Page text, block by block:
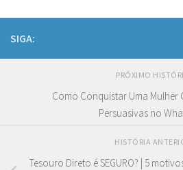
SIGA:
PRÓXIMO
Como Conquistar Uma Mulher
Persuasivas no
HISTÓRIA
Tesouro Direto é SEGURO? | 5